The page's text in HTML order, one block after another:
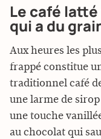
Le café
qui a du
Aux heures les
frappé constitue
traditionnel café
une larme de
une touche
au chocolat qui